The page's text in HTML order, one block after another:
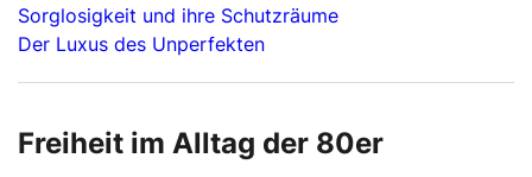
Sorglosigkeit und ihre Schutzräume
Der Luxus des Unperfekten
Freiheit im Alltag der 80er